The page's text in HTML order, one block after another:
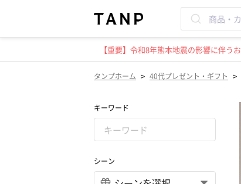
【重要】令和8年熊本地震の影響に伴う
タンプホーム > 40代プレゼント・ギフト >
キーワード
シーン